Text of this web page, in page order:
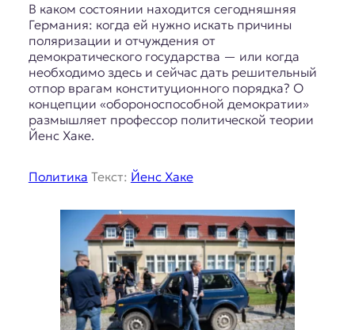
В каком состоянии находится сегодняшняя
Германия: когда ей нужно искать причины
поляризации и отчуждения от
демократического государства — или когда
необходимо здесь и сейчас дать решительный
отпор врагам конституционного порядка? О
концепции «обороноспособной демократии»
размышляет профессор политической теории
Йенс Хаке.
Политика Текст: Йенс Хаке